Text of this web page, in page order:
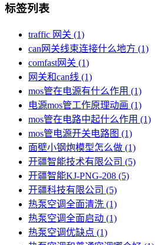
标签列表
traffic 网关 (1)
can网关线束连接什么地方 (1)
comfast网关 (1)
网关和can线 (1)
mos管在电源有什么作用 (1)
电源mos管工作原理动画 (1)
mos管在电路中起什么作用 (1)
mos管电源开关电路图 (1)
面壁小钢炮模型怎么做 (1)
开疆智能技术有限公司 (5)
开疆智能KJ-PNG-208 (5)
开疆科技有限公司 (5)
热泵空调全面清洗 (1)
热泵空调全面启动 (1)
热泵空调优缺点 (1)